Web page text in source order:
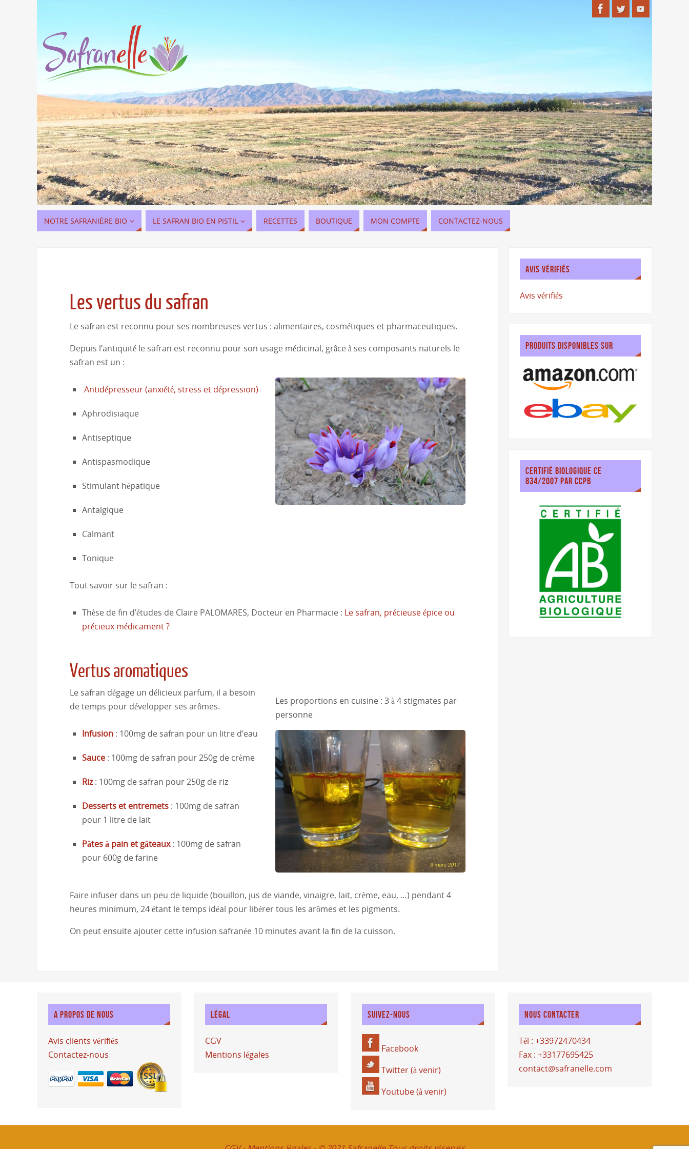
NOTRE SAFRANIÈRE BIO LE SAFRAN BIO EN PISTIL RECETTES BOUTIQUE MON COMPTE CONTACTEZ-NOUS
Les vertus du safran
Le safran est reconnu pour ses nombreuses vertus : alimentaires, cosmétiques et pharmaceutiques.
Depuis l’antiquité le safran est reconnu pour son usage médicinal, grâce à ses composants naturels le
safran est un :
Antidépresseur (anxiété, stress et dépression)
Aphrodisiaque
Antiseptique
Antispasmodique
Stimulant hépatique
Antalgique
Calmant
Tonique
Tout savoir sur le safran :
Thèse de fin d’études de Claire PALOMARES, Docteur en Pharmacie : Le safran, précieuse épice ou
précieux médicament ?
Vertus aromatiques
Le safran dégage un délicieux parfum, il a besoin
de temps pour développer ses arômes.
Infusion : 100mg de safran pour un litre d’eau
Sauce : 100mg de safran pour 250g de crème
Riz : 100mg de safran pour 250g de riz
Desserts et entremets : 100mg de safran
pour 1 litre de lait
Pâtes à pain et gâteaux: 100mg de safran
pour 600g de farine
Les proportions en cuisine : 3 à 4 stigmates par
personne
Faire infuser dans un peu de liquide (bouillon, jus de viande, vinaigre, lait, crème, eau, …) pendant 4
heures minimum, 24 étant le temps idéal pour libérer tous les arômes et les pigments.
On peut ensuite ajouter cette infusion safranée 10 minutes avant la fin de la cuisson.
AVIS VÉRIFIÉS
Avis vérifiés
PRODUITS DISPONIBLES SUR
CERTIFIÉ BIOLOGIQUE CE
834/2007 PAR CCPB
A PROPOS DE NOUS
Avis clients vérifiés
Contactez-nous
LÉGAL
CGV
Mentions légales
SUIVEZ-NOUS
Facebook
Twitter (à venir)
Youtube (à venir)
NOUS CONTACTER
Tél : +33972470434
Fax : +33177695425
contact@safranelle.com